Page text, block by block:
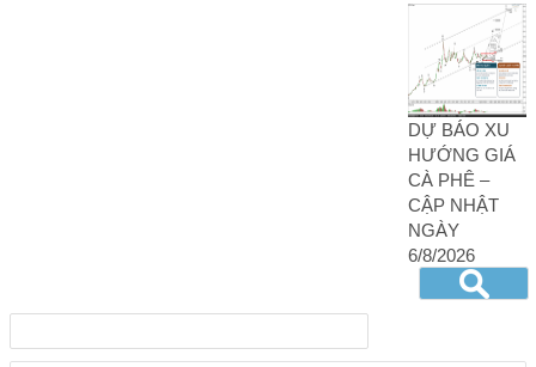
DỰ BÁO XU
HƯỚNG GIÁ
CÀ PHÊ –
CẬP NHẬT
NGÀY
6/8/2026